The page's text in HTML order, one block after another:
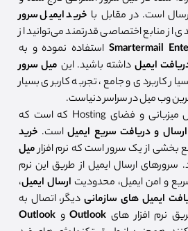
خرید ایمیل سرور
از منابع اختصاصی قدرتمند می‌توانید از
Smartermail استفاده نموده و به
ایمیل داشته باشید. این میل سرور
کاربردی و جامع، تجربه کاربری بسیار
وب میل در سراسر دنیاست.
یک سرویس میزبانی و فضای Hosting که است که
ارسال و دریافت سریع ایمیلاست. خرید
بخشی از یک سرور است که نرم افزارمیل
سرورهای ارسال ایمیل از طریق این نرم
و امن ایمیل، محدودیت ارسال ایمیل،
ایمیل های سازمانیدیگر، اتصال به
نرم افزار های OutlookوOutlook